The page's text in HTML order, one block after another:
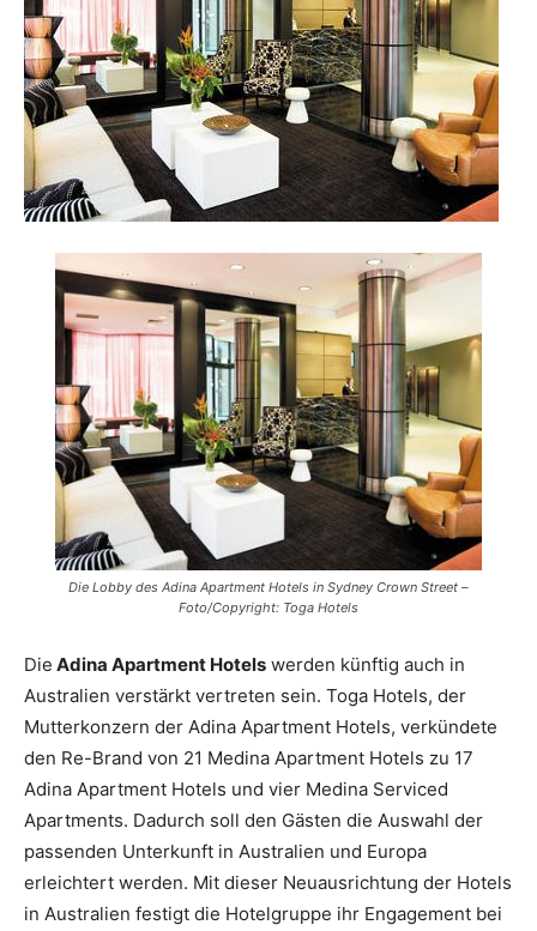
Reiseempfehlungen.
Die Lobby des Adina Apartment Hotels in Sydney Crown Street –
Foto/Copyright: Toga Hotels
Die Adina Apartment Hotels werden künftig auch in
Australien verstärkt vertreten sein. Toga Hotels, der
Mutterkonzern der Adina Apartment Hotels, verkündete
den Re-Brand von 21 Medina Apartment Hotels zu 17
Adina Apartment Hotels und vier Medina Serviced
Apartments. Dadurch soll den Gästen die Auswahl der
passenden Unterkunft in Australien und Europa
erleichtert werden. Mit dieser Neuausrichtung der Hotels
in Australien festigt die Hotelgruppe ihr Engagement bei